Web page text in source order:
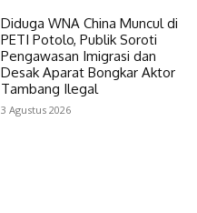
Diduga WNA China Muncul di
PETI Potolo, Publik Soroti
Pengawasan Imigrasi dan
Desak Aparat Bongkar Aktor
Tambang Ilegal
3 Agustus 2026